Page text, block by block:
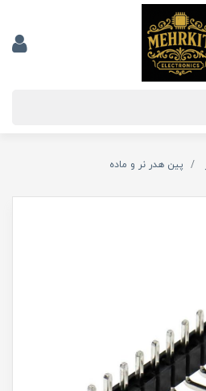
پین هدر نر و ماده